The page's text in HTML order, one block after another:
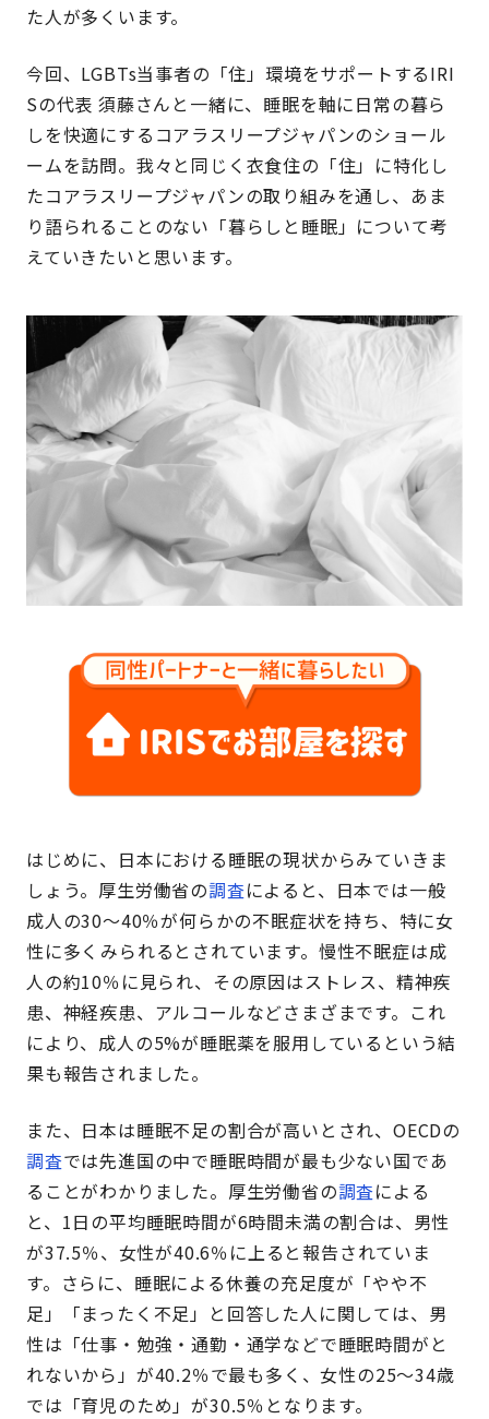
た人が多くいます。
今回、LGBTs当事者の「住」環境をサポートするIRI
Sの代表 須藤さんと一緒に、睡眠を軸に日常の暮ら
しを快適にするコアラスリープジャパンのショール
ームを訪問。我々と同じく衣食住の「住」に特化し
たコアラスリープジャパンの取り組みを通し、あま
り語られることのない「暮らしと睡眠」について考
えていきたいと思います。
はじめに、日本における睡眠の現状からみていきま
しょう。厚生労働省の調査によると、日本では一般
成人の30〜40％が何らかの不眠症状を持ち、特に女
性に多くみられるとされています。慢性不眠症は成
人の約10％に見られ、その原因はストレス、精神疾
患、神経疾患、アルコールなどさまざまです。これ
により、成人の5%が睡眠薬を服用しているという結
果も報告されました。
また、日本は睡眠不足の割合が高いとされ、OECDの
調査では先進国の中で睡眠時間が最も少ない国であ
ることがわかりました。厚生労働省の調査による
と、1日の平均睡眠時間が6時間未満の割合は、男性
が37.5％、女性が40.6％に上ると報告されていま
す。さらに、睡眠による休養の充足度が「やや不
足」「まったく不足」と回答した人に関しては、男
性は「仕事・勉強・通勤・通学などで睡眠時間がと
れないから」が40.2％で最も多く、女性の25〜34歳
では「育児のため」が30.5％となります。